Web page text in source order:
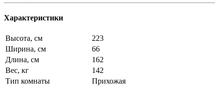
Характеристики
Высота, см
223
Ширина, см
66
Длина, см
162
Вес, кг
142
Тип комнаты
Прихожая